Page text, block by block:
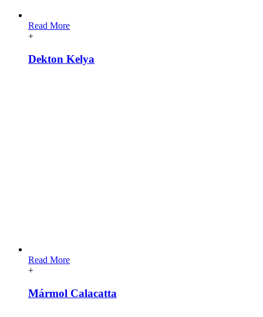
Read More
+
Dekton Kelya
Read More
+
Mármol Calacatta